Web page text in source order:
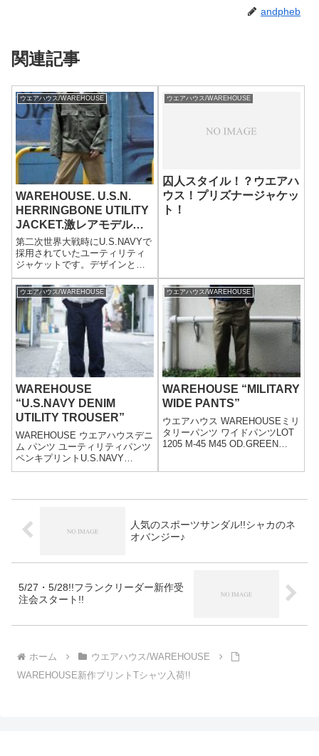
andpheb
関連記事
ウエアハウス/WAREHOUSE
WAREHOUSE. U.S.N.
HERRINGBONE UTILITY
JACKET.激レアモデルを
復刻!!
第二次世界大戦時にU.S.NAVYで
採用されていたユーティリティ
ジャケットです。デザインとし
ては、U.S.ARMYのM-43ジャケ
ットに酷似していますが、ガス
フラップがない点や、背面のヨ
ークとダーツ、ボタンも13スタ
ーではなく黒ラッカーの月桂樹
ボタンが採用されています。恐
らくユーティリティジャケット
として、作業員などに支給され
たものと考えられます。現存数
は少なく、古着通でもあまり目
にしない、激レアモデルになり
ます。
ウエアハウス/WAREHOUSE
囚人スタイル！？ウエアハ
ウス！プリズナージャケッ
ト！
ウエアハウス/WAREHOUSE
WAREHOUSE
“U.S.NAVY DENIM
UTILITY TROUSER”
WAREHOUSE ウエアハウスデニ
ム パンツ ユーティリティパンツ
ペンキプリントU.S.NAVY
DENIM UTILITY TROUSERS
PAI...
ウエアハウス/WAREHOUSE
WAREHOUSE “MILITARY
WIDE PANTS”
ウエアハウス WAREHOUSEミリ
タリーパンツ ワイドパンツLOT
1205 M-45 M45 OD.GREEN
人気のスポーツサンダル!!シャカのネ
オバンジー♪
5/27・5/28!!フランクリーダー新作受
注会スタート!!
ホーム
ウエアハウス/WAREHOUSE
WAREHOUSE新作プリントTシャツ入荷!!